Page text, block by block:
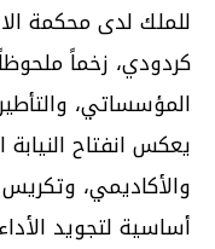
للملك لدى محكمة
كردودي، زخماً
المؤسساتي،
يعكس انفتاح
والأكاديمي،
أساسية لتجويد